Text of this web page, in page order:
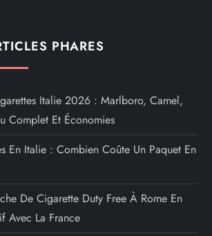
PHARES
Italie 2026 : Marlboro, Camel,
Complet Et Économies
En Italie : Combien Coûte Un Paquet En
De Cigarette Duty Free À Rome En
Avec La France